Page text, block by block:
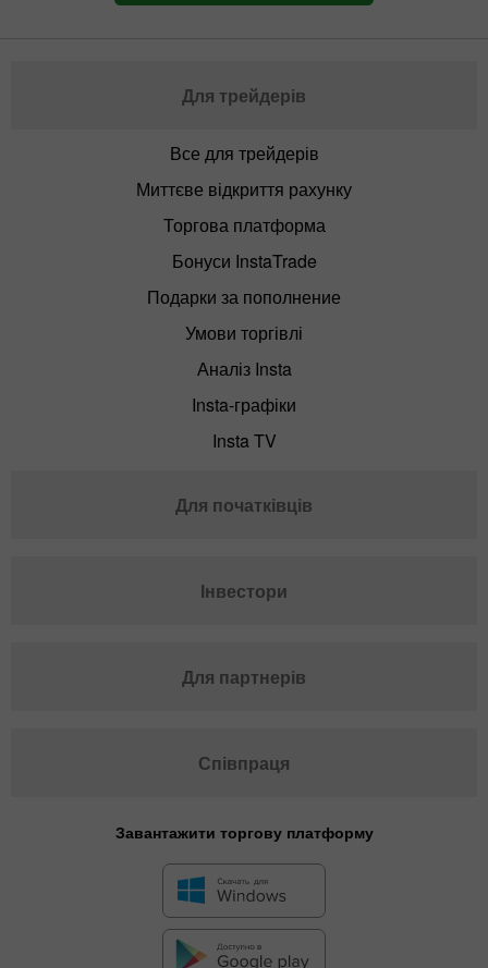
Для трейдерів
Все для трейдерів
Миттєве відкриття рахунку
Торгова платформа
Бонуси InstaTrade
Подарки за пополнение
Умови торгівлі
Аналіз Insta
Insta-графіки
Insta TV
Для початківців
Інвестори
Для партнерів
Співпраця
Завантажити торгову платформу